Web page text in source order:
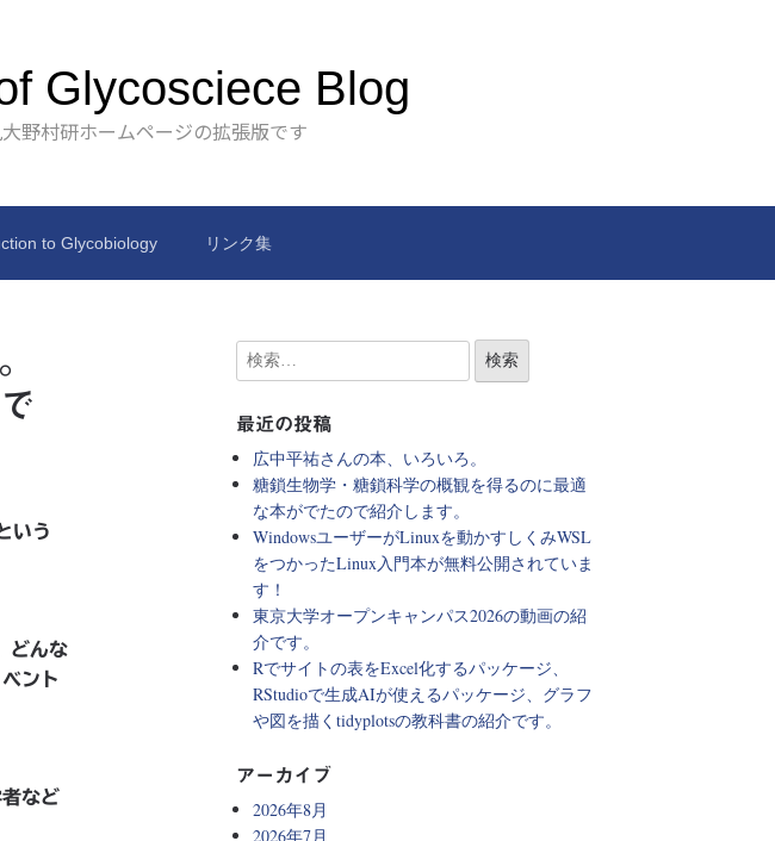
Glycosciece Blog
村研ホームページの拡張版です
to Glycobiology リンク集
いう
どんな
ント
など
最近の投稿
広中平祐さんの本、いろいろ。
糖鎖生物学・糖鎖科学の概観を得るのに最適
な本がでたので紹介します。
WindowsユーザーがLinuxを動かすしくみWSL
をつかったLinux入門本が無料公開されていま
す！
東京大学オープンキャンパス2026の動画の紹
介です。
Rでサイトの表をExcel化するパッケージ、
RStudioで生成AIが使えるパッケージ、グラフ
や図を描くtidyplotsの教科書の紹介です。
アーカイブ
2026年8月
2026年7月